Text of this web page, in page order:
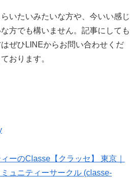
いたいみたいな方や、今いい感じ
方でも構いません。記事にしても
ぜひLINEからお問い合わせくだ
おります。
ーのClasse【クラッセ】 東京｜
ュニティーサークル (classe-